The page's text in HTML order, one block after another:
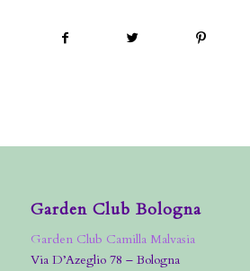
Garden Club Bologna
Garden Club Camilla Malvasia
Via D’Azeglio 78 – Bologna